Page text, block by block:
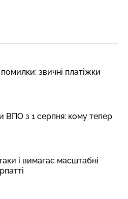
звичні платіжки
ВПО з 1 серпня: кому тепер
і вимагає масштабні